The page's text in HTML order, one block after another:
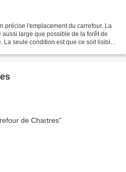
précise l'emplacement du carrefour. La
large que possible de la forêt de
seule condition est que ce soit lisible.